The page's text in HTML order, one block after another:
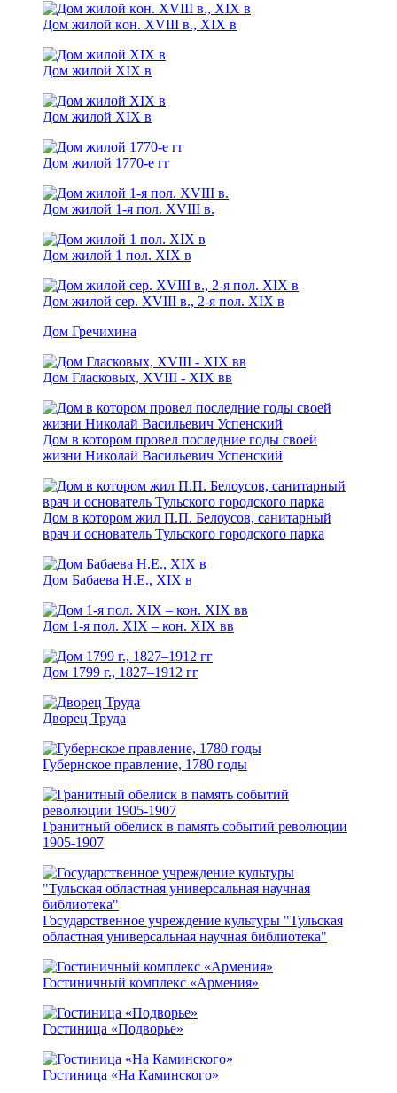
Дом жилой кoн. XVIII в., XIX в
Дом жилой XIX в
Дом жилой XIX в
Дом жилой 1770-е гг
Дом жилой 1-я пол. XVIII в.
Дом жилой 1 пол. XIX в
Дом жилой сер. XVIII в., 2-я пол. XIX в
Дом Гречихина
Дом Гласковых, XVIII - ХIХ вв
Дом в котором провел последние годы своей
жизни Николай Васильевич Успенский
Дом в котором жил П.П. Белоусов, санитарный
врач и основатель Тульского городского парка
Дом Бабаева Н.Е., ХIХ в
Дом 1-я пол. XIX – кон. XIX вв
Дом 1799 г., 1827–1912 гг
Дворец Труда
Губернское правление, 1780 годы
Гранитный обелиск в память событий революции
1905-1907
Государственное учреждение культуры "Тульская
областная универсальная научная библиотека"
Гостиничный комплекс «Армения»
Гостиница «Подворье»
Гостиница «На Каминского»